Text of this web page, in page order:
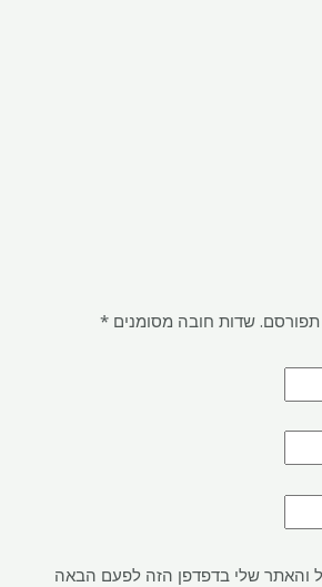
שדות חובה מסומנים *
והאתר שלי בדפדפן הזה לפעם הבאה